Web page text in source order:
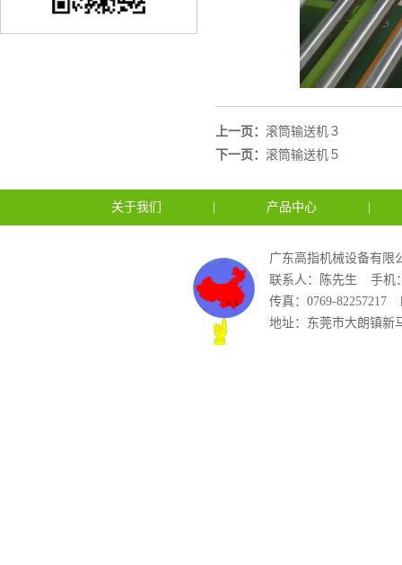
上一页： 滚筒输送机３
下一页： 滚筒输送机５
关于我们 产品中心
广东高指机械设备有限
联系人：陈先生
手机
传真：0769-82257217
地址：东莞市大朗镇新